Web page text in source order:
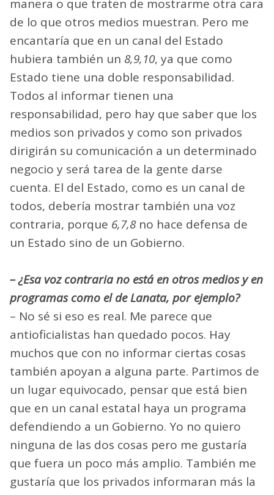
manera o que traten de mostrarme otra cara
de lo que otros medios muestran. Pero me
encantaría que en un canal del Estado
hubiera también un 8,9,10, ya que como
Estado tiene una doble responsabilidad.
Todos al informar tienen una
responsabilidad, pero hay que saber que los
medios son privados y como son privados
dirigirán su comunicación a un determinado
negocio y será tarea de la gente darse
cuenta. El del Estado, como es un canal de
todos, debería mostrar también una voz
contraria, porque 6,7,8no hace defensa de
un Estado sino de un Gobierno.
– ¿Esa voz contraria no está en otros medios y en
programas como el de Lanata, por ejemplo?
– No sé si eso es real. Me parece que
antioficialistas han quedado pocos. Hay
muchos que con no informar ciertas cosas
también apoyan a alguna parte. Partimos de
un lugar equivocado, pensar que está bien
que en un canal estatal haya un programa
defendiendo a un Gobierno. Yo no quiero
ninguna de las dos cosas pero me gustaría
que fuera un poco más amplio. También me
gustaría que los privados informaran más la